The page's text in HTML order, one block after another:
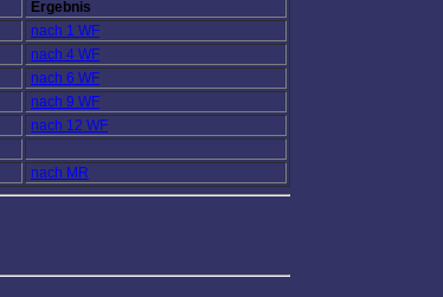
Ergebnis
nach 1 WF
nach 4 WF
nach 6 WF
nach 9 WF
nach 12 WF
nach MR